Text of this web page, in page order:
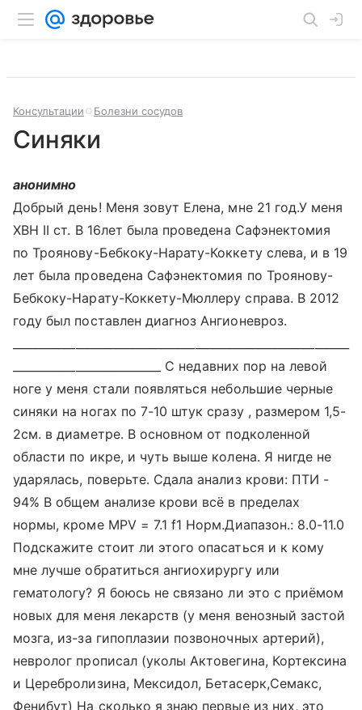
Консультации Болезни сосудов
Синяки
анонимно
Добрый день! Меня зовут Елена, мне 21 год.У меня
ХВН II ст. В 16лет была проведена Сафэнектомия
по Троянову-Бебкоку-Нарату-Коккету слева, и в 19
лет была проведена Сафэнектомия по Троянову-
Бебкоку-Нарату-Коккету-Мюллеру справа. В 2012
году был поставлен диагноз Ангионевроз.
__________________________ С недавних пор на левой
ноге у меня стали появляться небольшие черные
синяки на ногах по 7-10 штук сразу , размером 1,5-
2см. в диаметре. В основном от подколенной
области по икре, и чуть выше колена. Я нигде не
ударялась, поверьте. Сдала анализ крови: ПТИ -
94% В общем анализе крови всё в пределах
нормы, кроме MPV = 7.1 f1 Норм.Диапазон.: 8.0-11.0
Подскажите стоит ли этого опасаться и к кому
мне лучше обратиться ангиохирургу или
гематологу? Я боюсь не связано ли это с приёмом
новых для меня лекарств (у меня венозный застой
мозга, из-за гипоплазии позвоночных артерий),
невролог прописал (уколы Актовегина, Кортексина
и Церебролизина, Мексидол, Бетасерк,Семакс,
Фенибут) На сколько я знаю первые из них, это